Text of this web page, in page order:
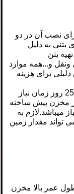
نصب آن در دو
به دلیل
بتن
ونقل و...همه موارد
برای هزینه
علاوه بر هزینه ساخت از نظر زمانبندی آماده سازی و احداث مخزن بتنی در بهترین شرایط حداقل به 25 روز زمان نیاز
مساحت زمین نیز مخزن پیش ساخته
میباشد.لازم به
مقدار زمین
عمر بالا مخزن